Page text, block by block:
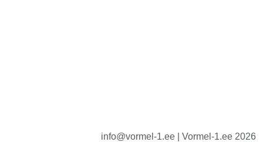
info@vormel-1.ee | Vormel-1.ee 2026